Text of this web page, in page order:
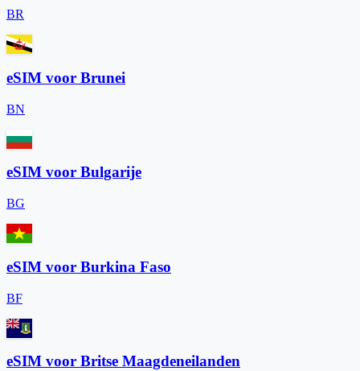
BR
eSIM voor Brunei
BN
eSIM voor Bulgarije
BG
eSIM voor Burkina Faso
BF
eSIM voor Britse Maagdeneilanden